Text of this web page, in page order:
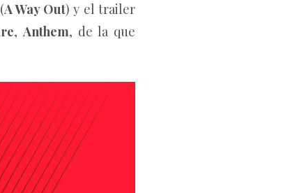
(A Way Out) y el trailer
, Anthem, de la que